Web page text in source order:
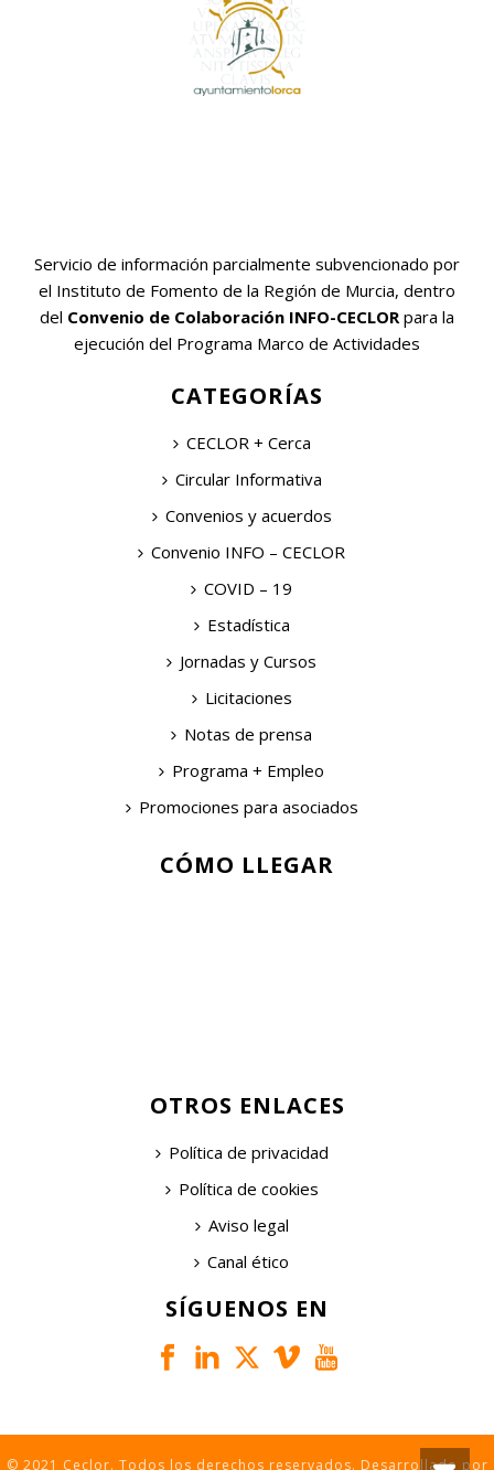
Servicio de información parcialmente subvencionado por
el Instituto de Fomento de la Región de Murcia, dentro
del Convenio de Colaboración INFO-CECLOR para la
ejecución del Programa Marco de Actividades
CATEGORÍAS
CECLOR + Cerca
Circular Informativa
Convenios y acuerdos
Convenio INFO – CECLOR
COVID – 19
Estadística
Jornadas y Cursos
Licitaciones
Notas de prensa
Programa + Empleo
Promociones para asociados
CÓMO LLEGAR
OTROS ENLACES
Política de privacidad
Política de cookies
Aviso legal
Canal ético
SÍGUENOS EN
© 2021 Ceclor. Todos los derechos reservados. Desarrollado por